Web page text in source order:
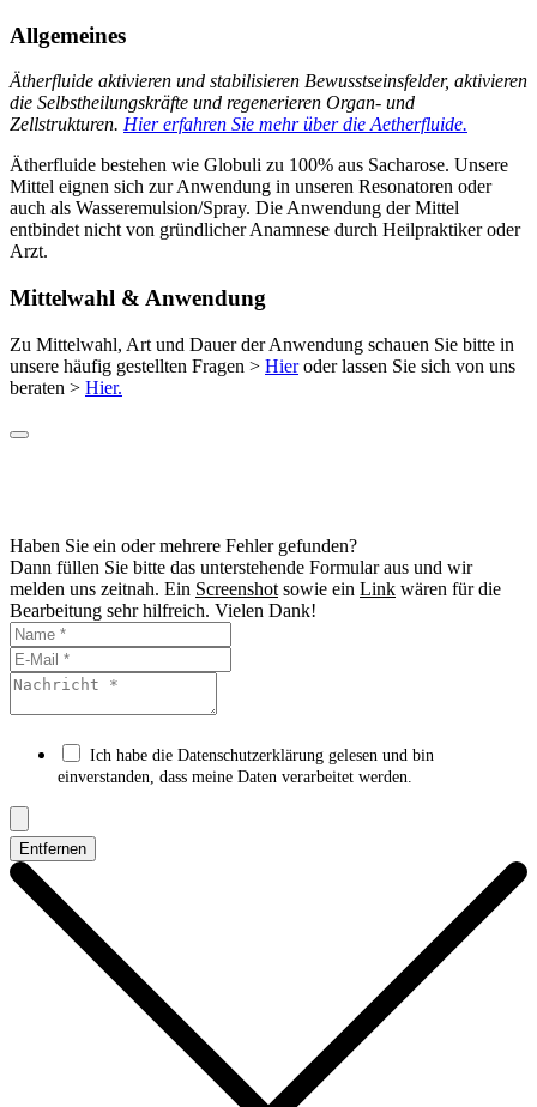
Allgemeines
Ätherfluide aktivieren und stabilisieren Bewusstseinsfelder, aktivieren
die Selbstheilungskräfte und regenerieren Organ- und
Zellstrukturen. Hier erfahren Sie mehr über die Aetherfluide.
Ätherfluide bestehen wie Globuli zu 100% aus Sacharose. Unsere
Mittel eignen sich zur Anwendung in unseren Resonatoren oder
auch als Wasseremulsion/Spray. Die Anwendung der Mittel
entbindet nicht von gründlicher Anamnese durch Heilpraktiker oder
Arzt.
Mittelwahl & Anwendung
Zu Mittelwahl, Art und Dauer der Anwendung schauen Sie bitte in
unsere häufig gestellten Fragen > Hieroder lassen Sie sich von uns
beraten > Hier.
Haben Sie ein oder mehrere Fehler gefunden?
Dann füllen Sie bitte das unterstehende Formular aus und wir
melden uns zeitnah. Ein Screenshot sowie ein Link wären für die
Bearbeitung sehr hilfreich. Vielen Dank!
Ich habe die Datenschutzerklärung gelesen und bin
einverstanden, dass meine Daten verarbeitet werden.
Entfernen